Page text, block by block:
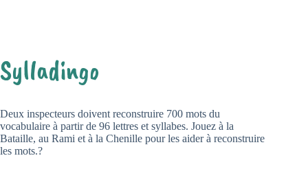
Sylladingo
Deux inspecteurs doivent reconstruire 700 mots du
vocabulaire à partir de 96 lettres et syllabes. Jouez à la
Bataille, au Rami et à la Chenille pour les aider à reconstruire
les mots.?